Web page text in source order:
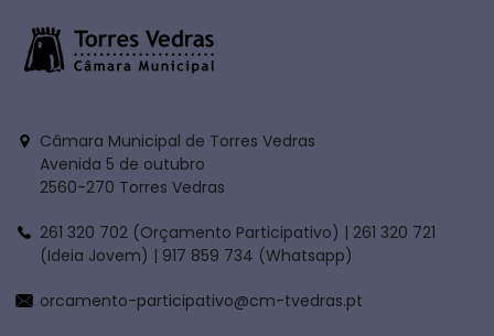
Câmara Municipal de Torres Vedras
Avenida 5 de outubro
2560-270 Torres Vedras
261 320 702 (Orçamento Participativo) | 261 320 721
(Ideia Jovem) | 917 859 734 (Whatsapp)
orcamento-participativo@cm-tvedras.pt